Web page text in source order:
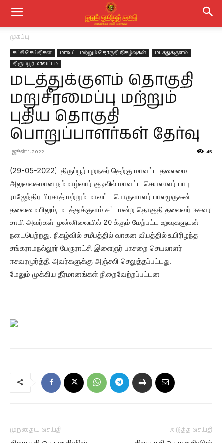
முகப்பு
கட்சி செய்திகள் மாவட்ட மற்றும் தொகுதி நிகழ்வுகள்
மடத்துக்குளம்
திருப்பூர் மாவட்டம்
மடத்துக்குளம் தொகுதி
மறுசீரமைப்பு மற்றும்
புதிய தொகுதி
பொறுப்பாளர்கள் தேர்வு
ஜூன் 1, 2022 45
(29-05-2022) திருப்பூர் புறநகர் தெற்கு மாவட்ட தலைமை
அலுவலகமான நம்மாழ்வார் குடிலில் மாவட்ட செயலாளர் பாபு
ராஜேந்திர பிரசாத் மற்றும் மாவட்ட பொருளாளர் பாலமுருகன்
தலைமையிலும், மடத்துக்குளம் சட்டமன்ற தொகுதி தலைவர் ஈசுவர
சாமி அவர்கள் முன்னிலையில் 20 க்கும் மேற்பட்ட உறவுகளுடன்
நடைபெற்றது. நிகழ்வில் சமீபத்தில் வாகன விபத்தில் உயிரிழந்த
சங்கராமநல்லூர் பேரூராட்சி இளைஞர் பாசறை செயலாளர்
ஈசுவரமூர்த்தி அவர்களுக்கு அஞ்சலி செலுத்தப்பட்டது.
மேலும் முக்கிய தீர்மானங்கள் நிறைவேற்றப்பட்டன
முந்தைய செய்தி அடுத்த செய்தி